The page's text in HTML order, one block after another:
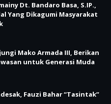
Dt. Bandaro Basa, S.IP.,
Yang Dikagumi Masyarakat
Mako Armada III, Berikan
untuk Generasi Muda
Fauzi Bahar “Tasintak”